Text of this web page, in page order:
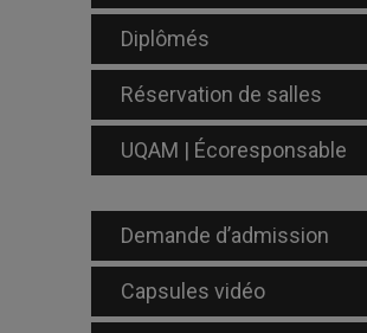
Diplômés
Réservation de salles
UQAM | Écoresponsable
Demande d’admission
Capsules vidéo